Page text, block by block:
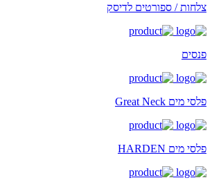
צלחות / ספורטים לדיסק
פנסים
פלסי מים Great Neck
פלסי מים HARDEN